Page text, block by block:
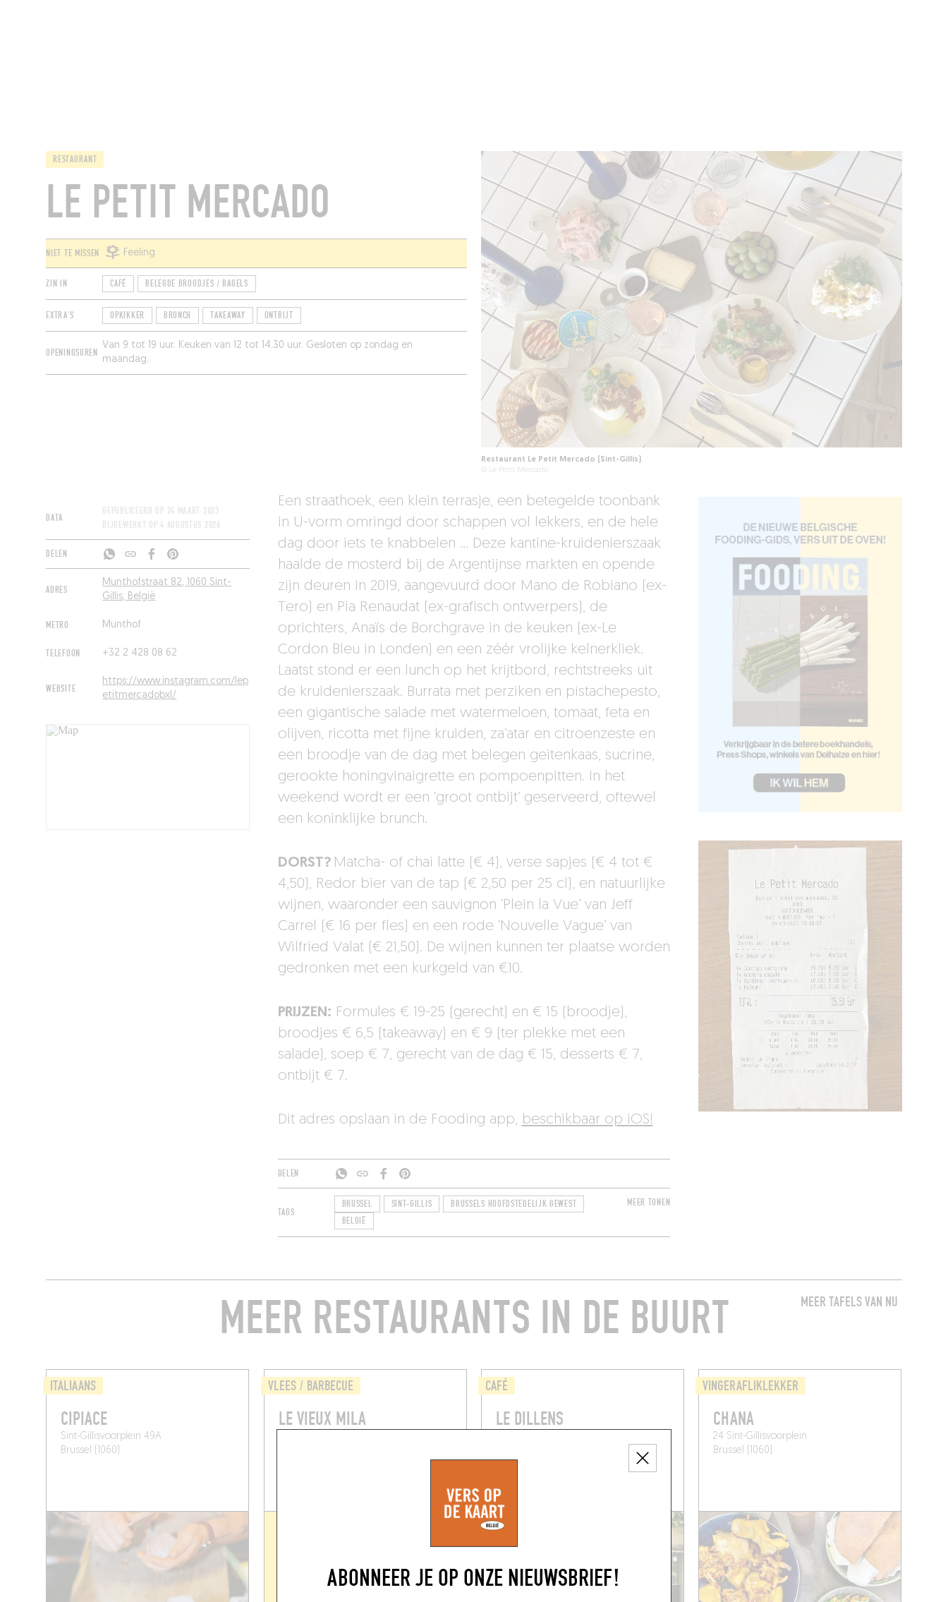
ABONNEER JE OP ONZE NIEUWSBRIEF!
RESTAURANT
LE PETIT MERCADO
NIET TE MISSEN Feeling
ZIN IN CAFÉ BELEGDE BROODJES / BAGELS
EXTRA'S OPKIKKER BRUNCH TAKEAWAY ONTBIJT
OPENINGSUREN
Van 9 tot 19 uur. Keuken van 12 tot 14.30 uur. Gesloten op zondag en
maandag.
Restaurant Le Petit Mercado (Sint-Gillis)
© Le Petit Mercado
DATA
GEPUBLICEERD OP 24 MAART 2023
BIJGEWERKT OP 4 AUGUSTUS 2026
DELEN
ADRES
Munthofstraat 82, 1060 Sint-
Gillis, België
METRO Munthof
TELEFOON +32 2 428 08 62
WEBSITE
https://www.instagram.com/lep
etitmercadobxl/
Een straathoek, een klein terrasje, een betegelde toonbank
in U-vorm omringd door schappen vol lekkers, en de hele
dag door iets te knabbelen … Deze kantine-kruidenierszaak
haalde de mosterd bij de Argentijnse markten en opende
zijn deuren in 2019, aangevuurd door Mano de Robiano (ex-
Tero) en Pia Renaudat (ex-grafisch ontwerpers), de
oprichters, Anaïs de Borchgrave in de keuken (ex-Le
Cordon Bleu in Londen) en een zéér vrolijke kelnerkliek.
Laatst stond er een lunch op het krijtbord, rechtstreeks uit
de kruidenierszaak. Burrata met perziken en pistachepesto,
een gigantische salade met watermeloen, tomaat, feta en
olijven, ricotta met fijne kruiden, za’atar en citroenzeste en
een broodje van de dag met belegen geitenkaas, sucrine,
gerookte honingvinaigrette en pompoenpitten. In het
weekend wordt er een ‘groot ontbijt’ geserveerd, oftewel
een koninklijke brunch.
DORST? Matcha- of chai latte (€ 4), verse sapjes (€ 4 tot €
4,50), Redor bier van de tap (€ 2,50 per 25 cl), en natuurlijke
wijnen, waaronder een sauvignon ‘Plein la Vue’ van Jeff
Carrel (€ 16 per fles) en een rode ‘Nouvelle Vague’ van
Wilfried Valat (€ 21,50). De wijnen kunnen ter plaatse worden
gedronken met een kurkgeld van €10.
PRIJZEN: Formules € 19-25 (gerecht) en € 15 (broodje),
broodjes € 6,5 (takeaway) en € 9 (ter plekke met een
salade), soep € 7, gerecht van de dag € 15, desserts € 7,
ontbijt € 7.
Dit adres opslaan in de Fooding app, beschikbaar op iOS!
DELEN
TAGS
BRUSSEL SINT-GILLIS
BRUSSELS HOOFDSTEDELIJK GEWEST
BELGIË
MEER TONEN
MEER TAFELS VAN NU
MEER RESTAURANTS IN DE BUURT
ITALIAANS
CIPIACE
Sint-Gillisvoorplein 49A
Brussel (1060)
VLEES / BARBECUE
LE VIEUX MILA
CAFÉ
LE DILLENS
VINGERAFLIKLEKKER
CHANA
24 Sint-Gillisvoorplein
Brussel (1060)